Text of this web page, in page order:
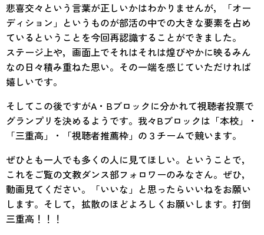
悲喜交々という言葉が正しいかはわかりませんが，「オー
ディション」というものが部活の中での大きな要素を占め
ているということを今回再認識することができました。
ステージ上や，画面上でそれはそれは煌びやかに映るみん
なの日々積み重ねた思い。その一端を感じていただければ
嬉しいです。
そしてこの後ですがA・Bブロックに分かれて視聴者投票で
グランプリを決めるようです。我々Bブロックは「本校」・
「三重高」・「視聴者推薦枠」の３チームで競います。
ぜひとも一人でも多くの人に見てほしい。ということで，
これをご覧の文教ダンス部フォロワーのみなさん。ぜひ，
動画見てください。「いいな」と思ったらいいねをお願い
します。そして，拡散のほどよろしくお願いします。打倒
三重高！！！